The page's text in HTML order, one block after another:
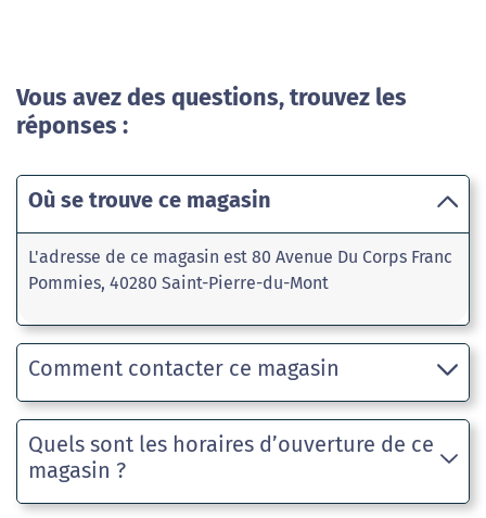
Vous avez des questions, trouvez les
réponses :
Où se trouve ce magasin
L'adresse de ce magasin est 80 Avenue Du Corps Franc
Pommies, 40280 Saint-Pierre-du-Mont
Comment contacter ce magasin
Quels sont les horaires d’ouverture de ce
magasin ?